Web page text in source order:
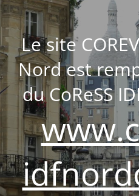
Le site
Nord est
du CoReSS